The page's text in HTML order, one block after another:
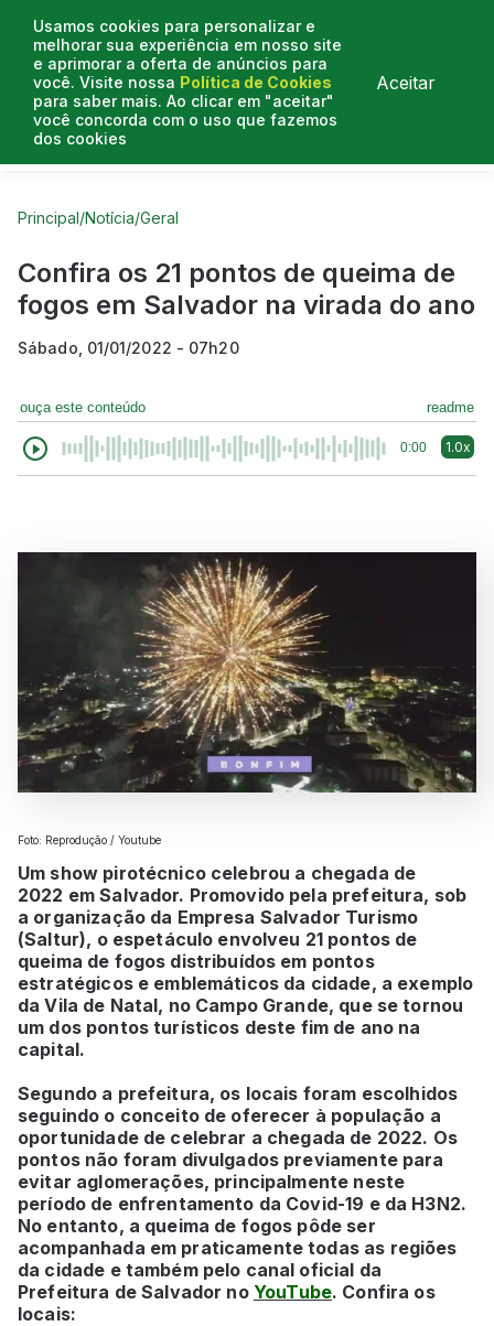
Usamos cookies para personalizar e
melhorar sua experiência em nosso site
e aprimorar a oferta de anúncios para
você. Visite nossa Política de Cookies
para saber mais. Ao clicar em "aceitar"
você concorda com o uso que fazemos
dos cookies
Aceitar
Curtas do Poder
Principal/Notícia/Geral
Confira os 21 pontos de queima de
fogos em Salvador na virada do ano
Sábado, 01/01/2022 - 07h20
ouça este conteúdo readme
0:00 1.0x
Foto: Reprodução / Youtube
Um show pirotécnico celebrou a chegada de
2022 em Salvador. Promovido pela prefeitura, sob
a organização da Empresa Salvador Turismo
(Saltur), o espetáculo envolveu 21 pontos de
queima de fogos distribuídos em pontos
estratégicos e emblemáticos da cidade, a exemplo
da Vila de Natal, no Campo Grande, que se tornou
um dos pontos turísticos deste fim de ano na
capital.
Segundo a prefeitura, os locais foram escolhidos
seguindo o conceito de oferecer à população a
oportunidade de celebrar a chegada de 2022. Os
pontos não foram divulgados previamente para
evitar aglomerações, principalmente neste
período de enfrentamento da Covid-19 e da H3N2.
No entanto, a queima de fogos pôde ser
acompanhada em praticamente todas as regiões
da cidade e também pelo canal oficial da
Prefeitura de Salvador no YouTube. Confira os
locais: